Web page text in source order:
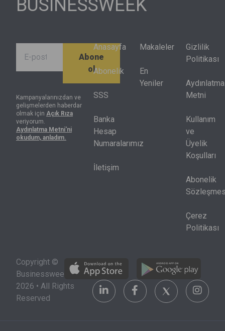
kapsamındaki
performansı
endeksin
getirisinin
Endeksteki
hisselerin
yarısı
yılbaşındaki
seviyesinin
da bu
dönüşüyor.
sonuçlar
ürettiğini
Artık net kâr
tek başına
nakit akışı,
sermaye
harcamaları
ve kredi
okunmak
BUSINESSWEEK
Abone
ol
Kampanyalarınızdan ve
gelişmelerden haberdar
olmak için Açık Rıza
veriyorum.
Aydınlatma Metni'ni
okudum, anladım.
Anasayfa
Abonelik
SSS
Banka
Hesap
Numaralarımız
İletişim
Makaleler
En
Yeniler
Gizlilik
Politikası
Aydınlatma
Metni
Kullanım
ve
Üyelik
Koşulları
Abonelik
Çerez
Politikası
Copyright ©
Businessweek
2026 • All Rights
Reserved